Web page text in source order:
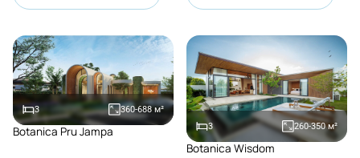
3 360-688 м²
Botanica Pru Jampa 3 260-350 м²
Botanica Wisdom